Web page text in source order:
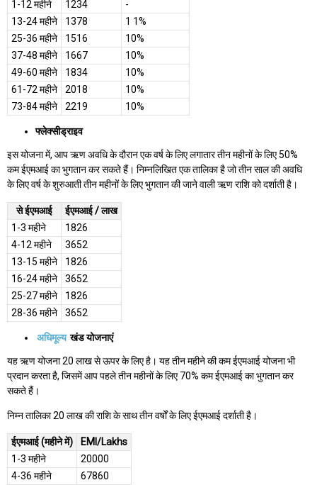
1-12 महीने 1234
-
13-24 महीने
1378
1 1%
25-36 महीने
1516
10%
37-48 महीने
1667
10%
49-60 महीने
1834
10%
61-72 महीने
2018
10%
73-84 महीने
2219 10%
फ्लेक्सीड्राइव
इस योजना में, आप ऋण अवधि के दौरान एक वर्ष के लिए लगातार तीन महीनों के लिए 50%
कम ईएमआई का भुगतान कर सकते हैं। निम्नलिखित एक तालिका है जो तीन साल की अवधि
के लिए वर्ष के शुरुआती तीन महीनों के लिए भुगतान की जाने वाली ऋण राशि को दर्शाती है।
से ईएमआई
ईएमआई / लाख
1-3 महीने
1826
4-12 महीने
3652
13-15 महीने
1826
16-24 महीने
3652
25-27 महीने
1826
28-36 महीने
3652
अधिमूल्य खंड योजनाएं
यह ऋण योजना 20 लाख से ऊपर के लिए है। यह तीन महीने की कम ईएमआई योजना भी
प्रदान करता है, जिसमें आप पहले तीन महीनों के लिए 70% कम ईएमआई का भुगतान कर
सकते हैं।
निम्न तालिका 20 लाख की राशि के साथ तीन वर्षों के लिए ईएमआई दर्शाती है।
ईएमआई (महीने में)
EMI/Lakhs
1-3 महीने
20000
4-36 महीने
67860